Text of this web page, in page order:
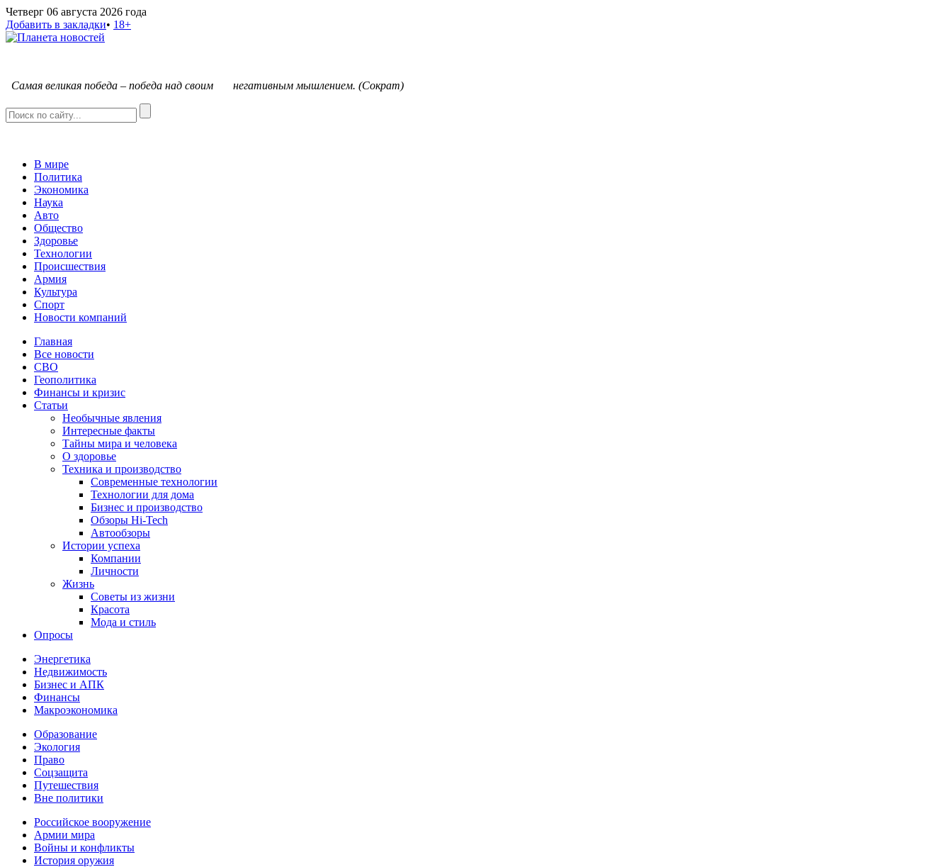
Четверг 06 августа 2026 года
Добавить в закладки• 18+
Самая великая победа – победа над своим негативным мышлением. (Сократ)
В мире
Политика
Экономика
Наука
Авто
Общество
Здоровье
Технологии
Происшествия
Армия
Культура
Спорт
Новости компаний
Главная
Все новости
СВО
Геополитика
Финансы и кризис
Статьи
Необычные явления
Интересные факты
Тайны мира и человека
О здоровье
Техника и производство
Современные технологии
Технологии для дома
Бизнес и производство
Обзоры Hi-Tech
Автообзоры
Истории успеха
Компании
Личности
Жизнь
Советы из жизни
Красота
Мода и стиль
Опросы
Энергетика
Недвижимость
Бизнес и АПК
Финансы
Макроэкономика
Образование
Экология
Право
Соцзащита
Путешествия
Вне политики
Российское вооружение
Армии мира
Войны и конфликты
История оружия